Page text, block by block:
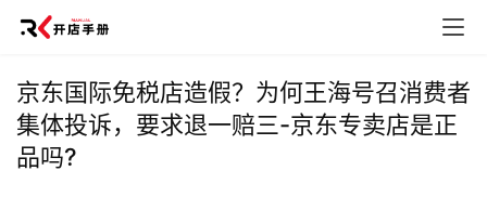
京东国际免税店造假？为何王海号召消费者
集体投诉，要求退一赔三-京东专卖店是正
品吗?